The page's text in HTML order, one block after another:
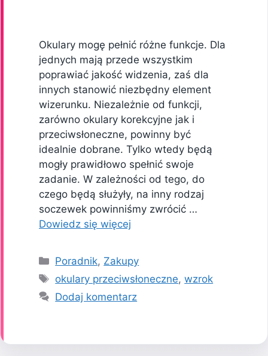
Okulary mogę pełnić różne funkcje. Dla
jednych mają przede wszystkim
poprawiać jakość widzenia, zaś dla
innych stanowić niezbędny element
wizerunku. Niezależnie od funkcji,
zarówno okulary korekcyjne jak i
przeciwsłoneczne, powinny być
idealnie dobrane. Tylko wtedy będą
mogły prawidłowo spełnić swoje
zadanie. W zależności od tego, do
czego będą służyły, na inny rodzaj
soczewek powinniśmy zwrócić …
Dowiedz się więcej
Kategorie
Poradnik, Zakupy
Tagi
okulary przeciwsłoneczne,wzrok
Dodaj komentarz